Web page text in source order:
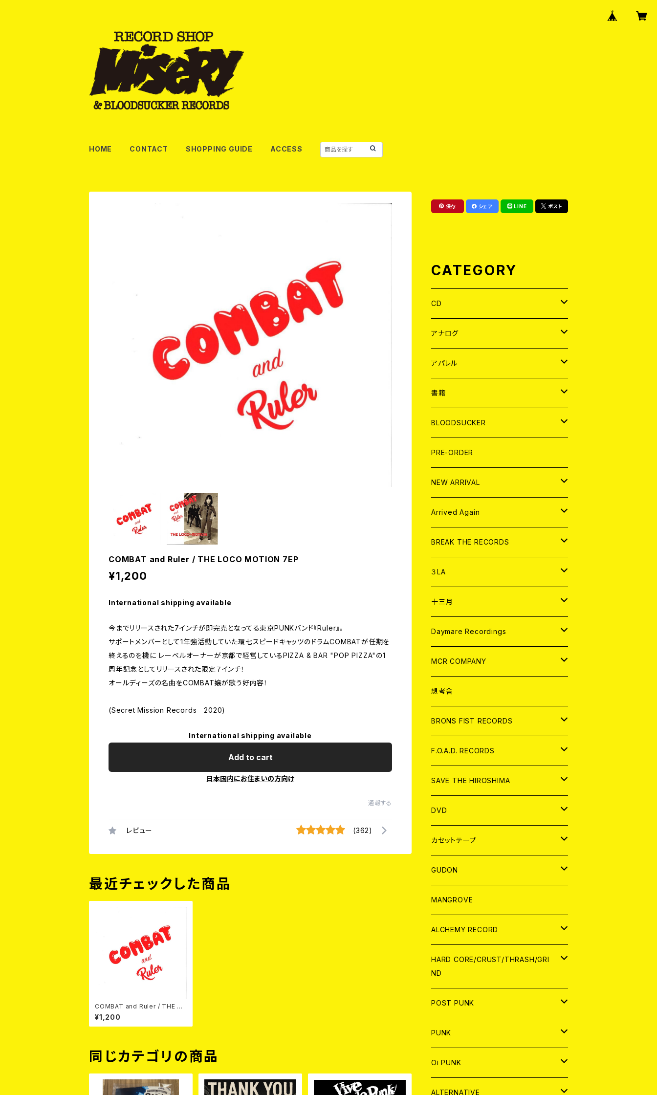
HOME CONTACT SHOPPING GUIDE ACCESS
COMBAT and Ruler / THE LOCO MOTION 7EP
¥1,200
International shipping available
今までリリースされた7インチが即完売となってる東京PUNKバンド『Ruler』。
サポートメンバーとして1年強活動していた環七スピードキャッツのドラムCOMBATが任期を
終えるのを機に レーベルオーナーが京都で経営しているPIZZA & BAR "POP PIZZA"の1
周年記念としてリリースされた限定７インチ！
オールディーズの名曲をCOMBAT嬢が歌う好内容！
(Secret Mission Records 2020)
International shipping available
Add to cart
日本国内にお住まいの方向け
通報する
レビュー (362)
最近チェックした商品
COMBAT and Ruler / THE LO
¥1,200
同じカテゴリの商品
保存 シェア LINE ポスト
CATEGORY
CD
JAPAN
WORLD
アナログ
JAPAN
７EP
LP
WORLD
7EP
LP
アパレル
JAPAN
T-shirt
HOOD
WORLD
T-shirt
HOOD
書籍
MAGAZINE
BOLLOCKS
EL ZINE
写真集 (PHOTOBOOK)
BLOODSUCKER
CD
アナログ
アパレル
書籍
DIGITAL CONTENTS
PRE-ORDER
NEW ARRIVAL
CD
アナログ
Arrived Again
CD
アナログ
BREAK THE RECORDS
CD
ANALOG
アパレル
３LA
CD
ANALOG
十三月
CD
ANALOG
Daymare Recordings
CD
ANALOG
MCR COMPANY
CD
アパレル
ANALOG
想考舎
BRONS FIST RECORDS
CD
ANALOG
F.O.A.D. RECORDS
CD
ANALOG
SAVE THE HIROSHIMA
アパレル
BADGE
DVD
JAPAN
WORLD
カセットテープ
JAPAN
WORLD
GUDON
アパレル
PATCH
アナログ
DIGITAL CONTENTS
MANGROVE
ALCHEMY RECORD
CD
ANALOG
HARD CORE/CRUST/THRASH/GRI
ND
JAPAN
CD
ANALOG
WORLD
CD
ANALOG
POST PUNK
CD
JAPAN
WORLD
ANALOG
JAPAN
PUNK
JAPAN
CD
WORLD
Oi PUNK
JAPAN
ALTERNATIVE